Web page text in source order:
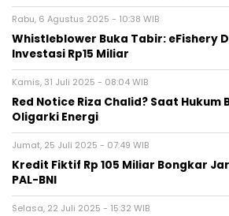
Rabu, 6 Agustus 2025 - 10:38 WIB
Whistleblower Buka Tabir: eFishery
Investasi Rp15 Miliar
Kamis, 31 Juli 2025 - 08:04 WIB
Red Notice Riza Chalid? Saat
Oligarki Energi
Jumat, 25 Juli 2025 - 07:49 WIB
Kredit Fiktif Rp 105 Miliar Bongkar
PAL-BNI
Selasa, 22 Juli 2025 - 15:32 WIB